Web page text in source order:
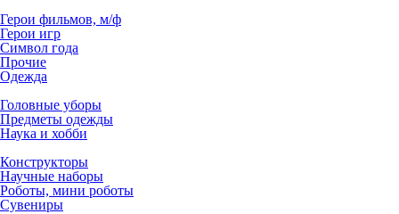
Герои фильмов, м/ф
Герои игр
Символ года
Прочие
Одежда
Головные уборы
Предметы одежды
Наука и хобби
Конструкторы
Научные наборы
Роботы, мини роботы
Сувениры